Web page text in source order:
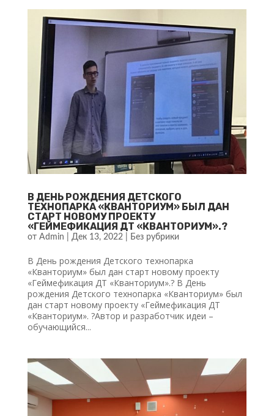
В ДЕНЬ РОЖДЕНИЯ ДЕТСКОГО
ТЕХНОПАРКА «КВАНТОРИУМ» БЫЛ ДАН
СТАРТ НОВОМУ ПРОЕКТУ
«ГЕЙМЕФИКАЦИЯ ДТ «КВАНТОРИУМ».?
от Admin Дек 13, 2022 Без рубрики
В День рождения Детского технопарка
«Кванториум» был дан старт новому проекту
«Геймефикация ДТ «Кванториум».? В День
рождения Детского технопарка «Кванториум» был
дан старт новому проекту «Геймефикация ДТ
«Кванториум». ?Автор и разработчик идеи –
обучающийся...